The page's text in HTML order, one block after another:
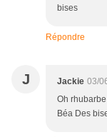
bises
Répondre
J Jackie 03/
Oh
Béa Des